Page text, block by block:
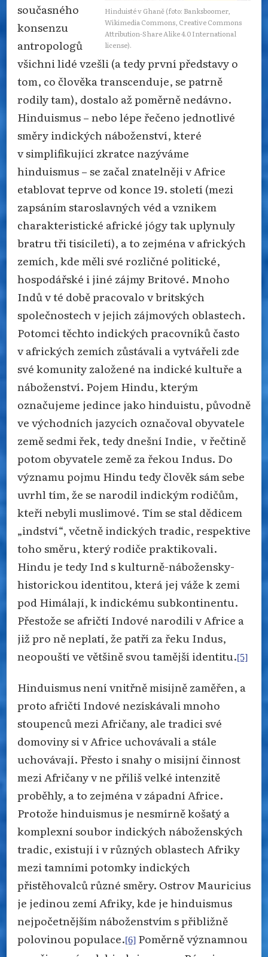
Hinduisté v Ghaně (foto: Banksboomer,
Wikimedia Commons, Creative Commons
Attribution-Share Alike 4.0 International
license).
současného
konsenzu
antropologů
všichni lidé vzešli (a tedy první představy o
tom, co člověka transcenduje, se patrně
rodily tam), dostalo až poměrně nedávno.
Hinduismus – nebo lépe řečeno jednotlivé
směry indických náboženství, které
v simplifikující zkratce nazýváme
hinduismus – se začal znatelněji v Africe
etablovat teprve od konce 19. století (mezi
zapsáním staroslavných véd a vznikem
charakteristické africké jógy tak uplynuly
bratru tři tisíciletí), a to zejména v afrických
zemích, kde měli své rozličné politické,
hospodářské i jiné zájmy Britové. Mnoho
Indů v té době pracovalo v britských
společnostech v jejich zájmových oblastech.
Potomci těchto indických pracovníků často
v afrických zemích zůstávali a vytvářeli zde
své komunity založené na indické kultuře a
náboženství. Pojem Hindu, kterým
označujeme jedince jako hinduistu, původně
ve východních jazycích označoval obyvatele
země sedmi řek, tedy dnešní Indie, v řečtině
potom obyvatele země za řekou Indus. Do
významu pojmu Hindu tedy člověk sám sebe
uvrhl tím, že se narodil indickým rodičům,
kteří nebyli muslimové. Tím se stal dědicem
„indství“, včetně indických tradic, respektive
toho směru, který rodiče praktikovali.
Hindu je tedy Ind s kulturně-nábožensky-
historickou identitou, která jej váže k zemi
pod Himálají, k indickému subkontinentu.
Přestože se afričtí Indové narodili v Africe a
již pro ně neplatí, že patří za řeku Indus,
neopouští ve většině svou tamější identitu.[5]
Hinduismus není vnitřně misijně zaměřen, a
proto afričtí Indové nezískávali mnoho
stoupenců mezi Afričany, ale tradici své
domoviny si v Africe uchovávali a stále
uchovávají. Přesto i snahy o misijní činnost
mezi Afričany v ne příliš velké intenzitě
proběhly, a to zejména v západní Africe.
Protože hinduismus je nesmírně košatý a
komplexní soubor indických náboženských
tradic, existují i v různých oblastech Afriky
mezi tamními potomky indických
přistěhovalců různé směry. Ostrov Mauricius
je jedinou zemí Afriky, kde je hinduismus
nejpočetnějším náboženstvím s přibližně
polovinou populace.[6] Poměrně významnou